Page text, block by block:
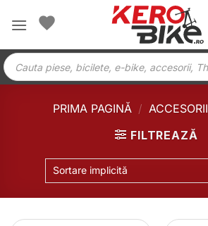
Products
search
PRIMA PAGINĂ / ACCESORII
FILTREAZĂ
Sortare implicită